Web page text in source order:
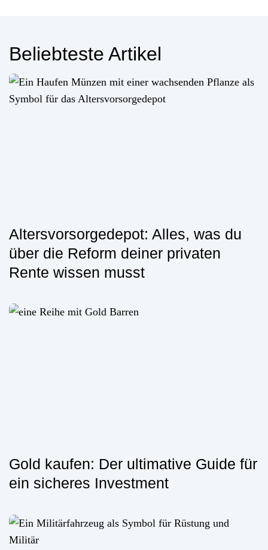
Beliebteste Artikel
Altersvorsorgedepot: Alles, was du
über die Reform deiner privaten
Rente wissen musst
Gold kaufen: Der ultimative Guide für
ein sicheres Investment